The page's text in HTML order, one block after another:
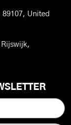
89107, United
Rijswijk,